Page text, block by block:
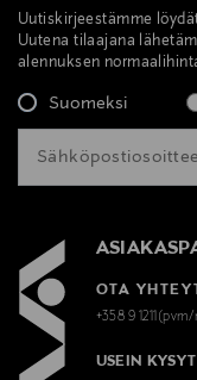
Uutiskirjeestämme
Uutena tilaajana
alennuksen
Suomeksi
OTA
+358 9
USEIN